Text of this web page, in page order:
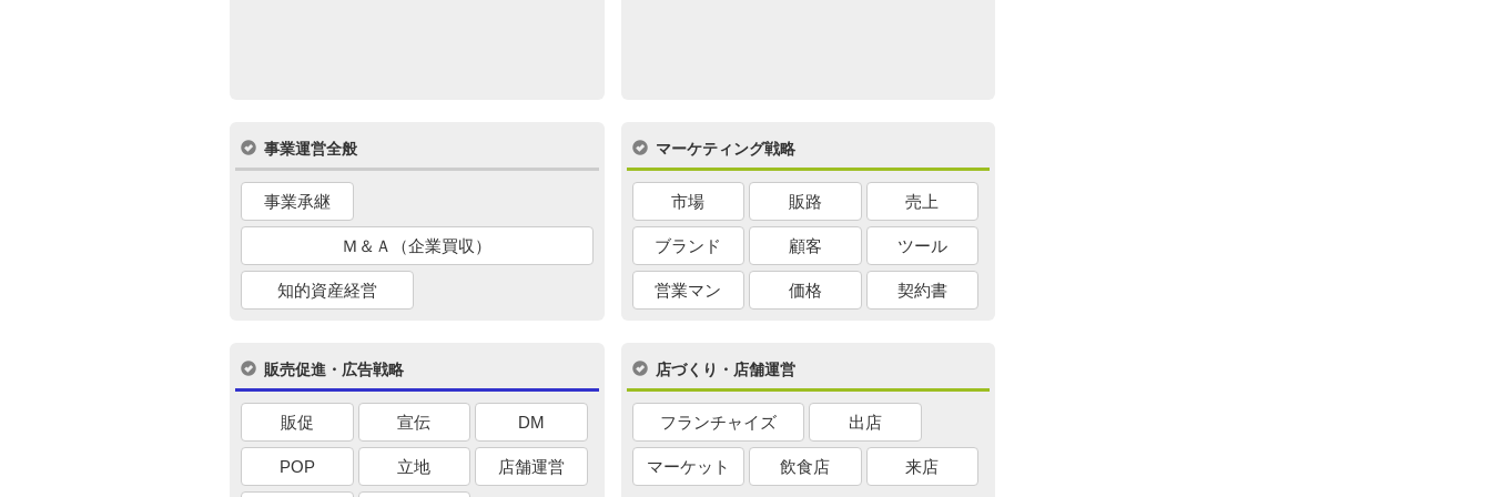
事業運営全般
事業承継
Ｍ＆Ａ（企業買収）
知的資産経営
マーケティング戦略
市場 販路 売上
ブランド 顧客 ツール
営業マン 価格 契約書
販売促進・広告戦略
販促 宣伝 DM
POP 立地 店舗運営
店づくり・店舗運営
フランチャイズ 出店
マーケット 飲食店 来店